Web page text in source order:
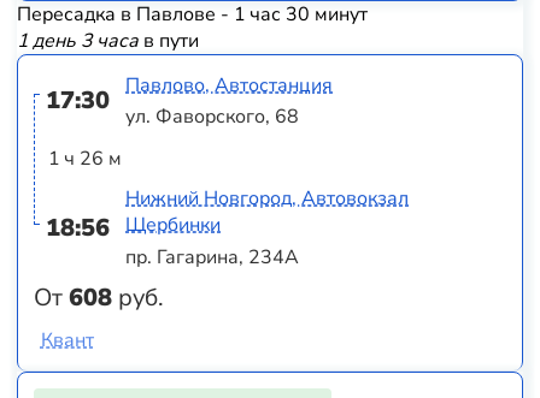
Пересадка в Павлове - 1 час 30 минут
1 день 3 часав пути
17:30
1 ч 26 м
18:56
От608 руб.
Павлово, Автостанция
ул. Фаворского, 68
Нижний Новгород, Автовокзал
Щербинки
пр. Гагарина, 234А
Квант